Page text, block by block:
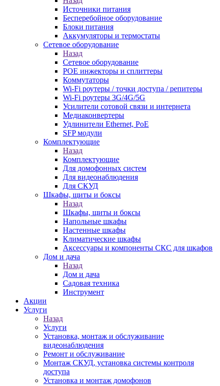
Источники питания
Бесперебойное оборудование
Блоки питания
Аккумуляторы и термостаты
Сетевое оборудование
Назад
Сетевое оборудование
POE инжекторы и сплиттеры
Коммутаторы
Wi-Fi роутеры / точки доступа / репитеры
Wi-Fi роутеры 3G/4G/5G
Усилители сотовой связи и интернета
Медиаконвертеры
Удлинители Ethernet, PoE
SFP модули
Комплектующие
Назад
Комплектующие
Для домофонных систем
Для видеонаблюдения
Для СКУД
Шкафы, щиты и боксы
Назад
Шкафы, щиты и боксы
Напольные шкафы
Настенные шкафы
Климатические шкафы
Аксессуары и компоненты СКС для шкафов
Дом и дача
Назад
Дом и дача
Садовая техника
Инструмент
Акции
Услуги
Назад
Услуги
Установка, монтаж и обслуживание
видеонаблюдения
Ремонт и обслуживание
Монтаж СКУД, установка системы контроля
доступа
Установка и монтаж домофонов